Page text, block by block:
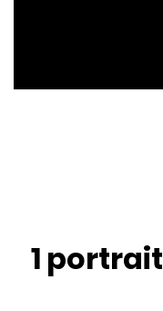
1 portrait